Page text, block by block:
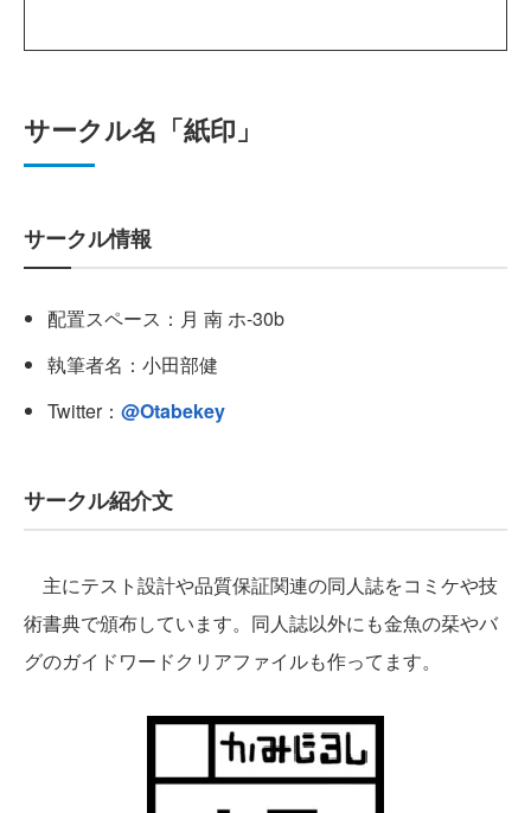
サークル名「紙印」
サークル情報
配置スペース：月 南 ホ-30b
執筆者名：小田部健
Twitter： @Otabekey
サークル紹介文
主にテスト設計や品質保証関連の同人誌をコミケや技
術書典で頒布しています。同人誌以外にも金魚の栞やバ
グのガイドワードクリアファイルも作ってます。